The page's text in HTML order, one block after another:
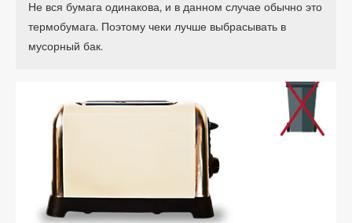
Не вся бумага одинакова, и в данном случае обычно это
термобумага. Поэтому чеки лучше выбрасывать в
мусорный бак.